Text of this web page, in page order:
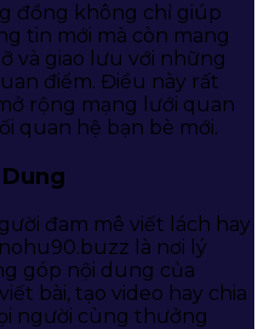
đồng không chỉ giúp
tin mới mà còn mang
và giao lưu với những
điểm. Điều này rất
rộng mạng lưới quan
quan hệ bạn bè mới.
đam mê viết lách hay
là nơi lý
góp nội dung của
bài, tạo video hay chia
người cùng thưởng